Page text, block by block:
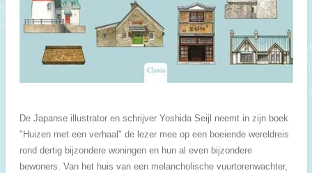
De Japanse illustrator en schrijver Yoshida Seijl neemt in zijn boek
"Huizen met een verhaal" de lezer mee op een boeiende wereldreis
rond dertig bijzondere woningen en hun al even bijzondere
bewoners. Van het huis van een melancholische vuurtorenwachter,